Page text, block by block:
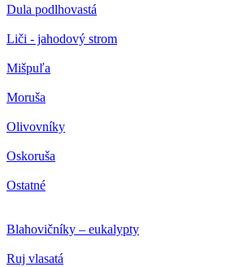
Dula podlhovastá
Liči - jahodový strom
Mišpuľa
Moruša
Olivovníky
Oskoruša
Ostatné
Blahovičníky – eukalypty
Ruj vlasatá